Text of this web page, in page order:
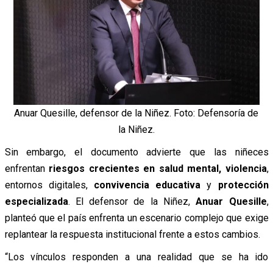
Anuar Quesille, defensor de la Niñez. Foto: Defensoría de
la Niñez.
Sin embargo, el documento advierte que las niñeces
enfrentan riesgos crecientes en salud mental, violencia,
entornos digitales, convivencia educativa y protección
especializada. El defensor de la Niñez,Anuar Quesille,
planteó que el país enfrenta un escenario complejo que exige
replantear la respuesta institucional frente a estos cambios.
“Los vínculos responden a una realidad que se ha ido